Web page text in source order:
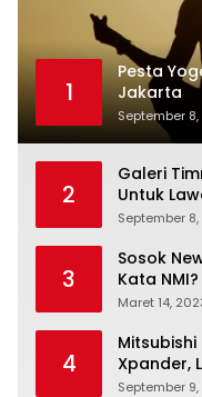
1
Pesta
Jakarta
September 8,
2
Galeri
Untuk
September 8,
3
Sosok
Kata NMI?
Maret 14,
4
Mitsubishi
Xpander,
September 9,